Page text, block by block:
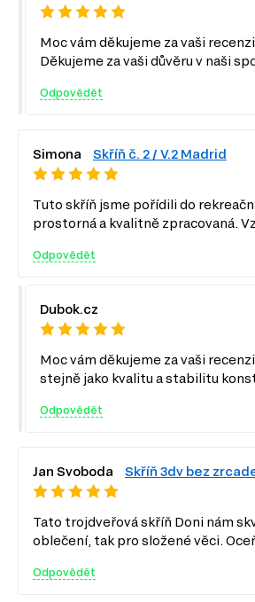
Moc vám děkujeme za vaši
Děkujeme za vaši důvěru v naši
Odpovědět
Simona Skříň č. 2 / V.2 Madrid
Tuto skříň jsme pořídili do
prostorná a kvalitně zpracovaná.
Odpovědět
Dubok.cz
Moc vám děkujeme za vaši
stejně jako kvalitu a stabilitu
Odpovědět
Jan Svoboda Skříň 3dv bez
Tato trojdveřová skříň Doni nám
oblečení, tak pro složené věci.
Odpovědět